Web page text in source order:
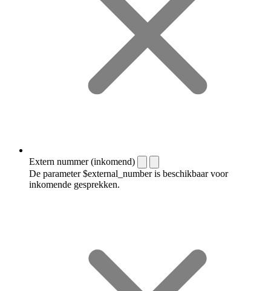
Extern nummer (inkomend)
De parameter $external_number is beschikbaar voor
inkomende gesprekken.